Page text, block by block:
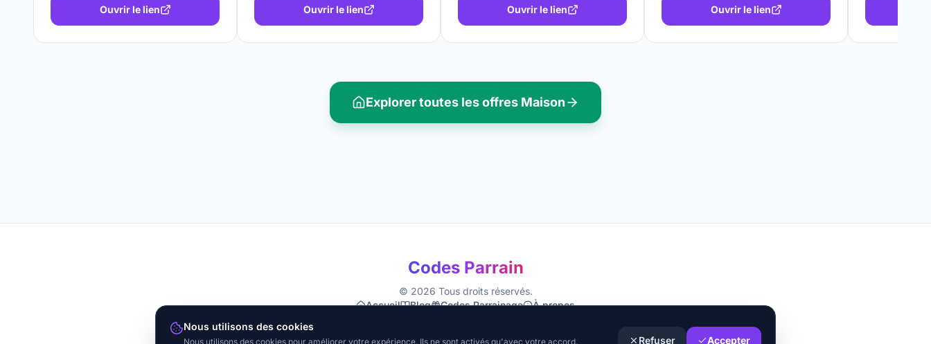
Ouvrir le lien Ouvrir le lien Ouvrir le lien Ouvrir le lien
Explorer toutes les offres Maison
Nous utilisons des cookies
Nous utilisons des cookies pour améliorer votre expérience. Ils ne sont activés qu'avec votre accord. Refuser Accepter
Codes Parrain
© 2026 Tous droits réservés.
Accueil
Blog Codes Parrainage
À propos